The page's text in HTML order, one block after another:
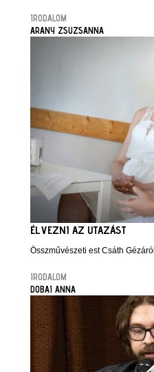
IRODALOM
ARANY ZSUZSANNA
ÉLVEZNI AZ UTAZÁST
Összművészeti est Csáth Gézáról
IRODALOM
DOBAI ANNA